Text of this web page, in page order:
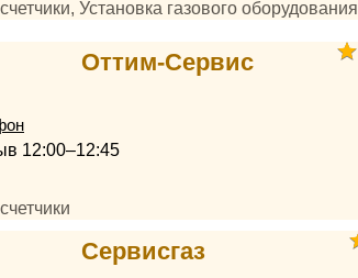
Установка газового оборудования
Оттим-Сервис
12:00–12:45
Сервисгаз